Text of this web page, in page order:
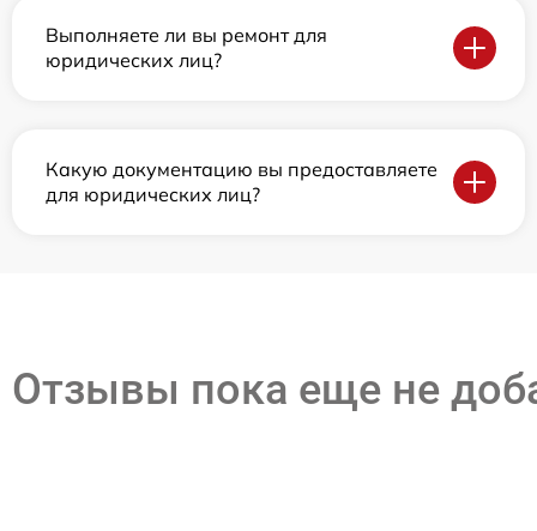
Выполняете ли вы ремонт для
юридических лиц?
Какую документацию вы предоставляете
для юридических лиц?
Отзывы пока еще не